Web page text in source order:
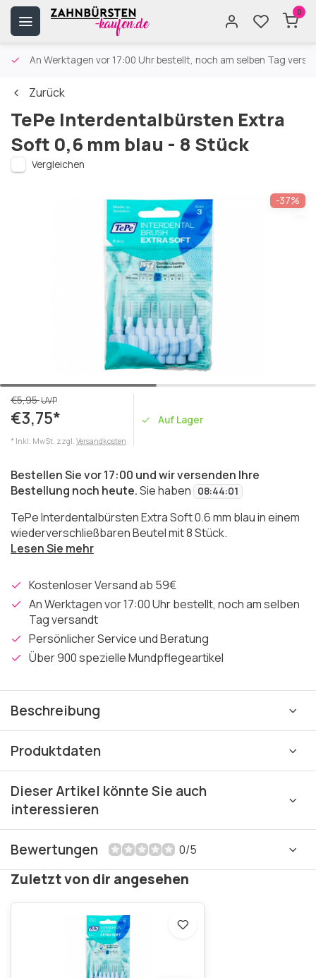
0
An Werktagen vor 17:00 Uhr bestellt, noch am selben Tag
Zurück
TePe Interdentalbürsten Extra
Soft 0,6 mm blau - 8 Stück
Vergleichen
-37%
€5,95UVP
€3,75*
* Inkl. MwSt. zzgl. Versandkosten
Auf Lager
Bestellen Sie vor 17:00 und wir versenden Ihre
Bestellung noch heute.Sie haben 08:44:01
TePe Interdentalbürsten Extra Soft 0.6 mm blau in einem
wiederverschließbaren Beutel mit 8 Stück.
Lesen Sie mehr
Kostenloser Versand ab 59€
An Werktagen vor 17:00 Uhr bestellt, noch am selben
Tag versandt
Persönlicher Service und Beratung
Über 900 spezielle Mundpflegeartikel
Beschreibung
Produktdaten
Dieser Artikel könnte Sie auch
interessieren
Bewertungen 0/5
Zuletzt von dir angesehen